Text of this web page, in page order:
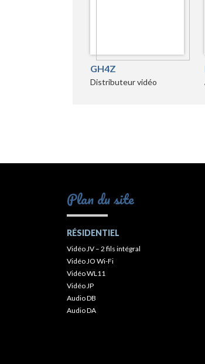
GH4Z
Distributeur vidéo
Plan du site
RÉSIDENTIEL
Vidéo JV – 2 fils intégral
Vidéo JO Wi-Fi
Vidéo WL11
Vidéo JP
Audio DB
Audio DA